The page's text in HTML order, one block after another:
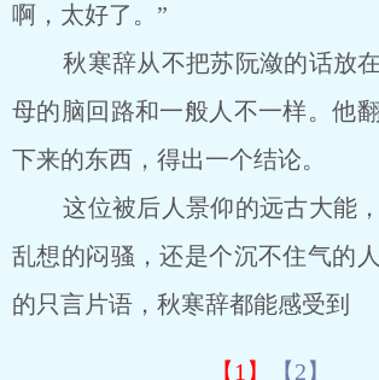
啊，太好了。”
秋寒辞从不把苏阮潋的话放在
母的脑回路和一般人不一样。他
下来的东西，得出一个结论。
这位被后人景仰的远古大能，
乱想的闷骚，还是个沉不住气的
的只言片语，秋寒辞都能感受到
【1】 【2】